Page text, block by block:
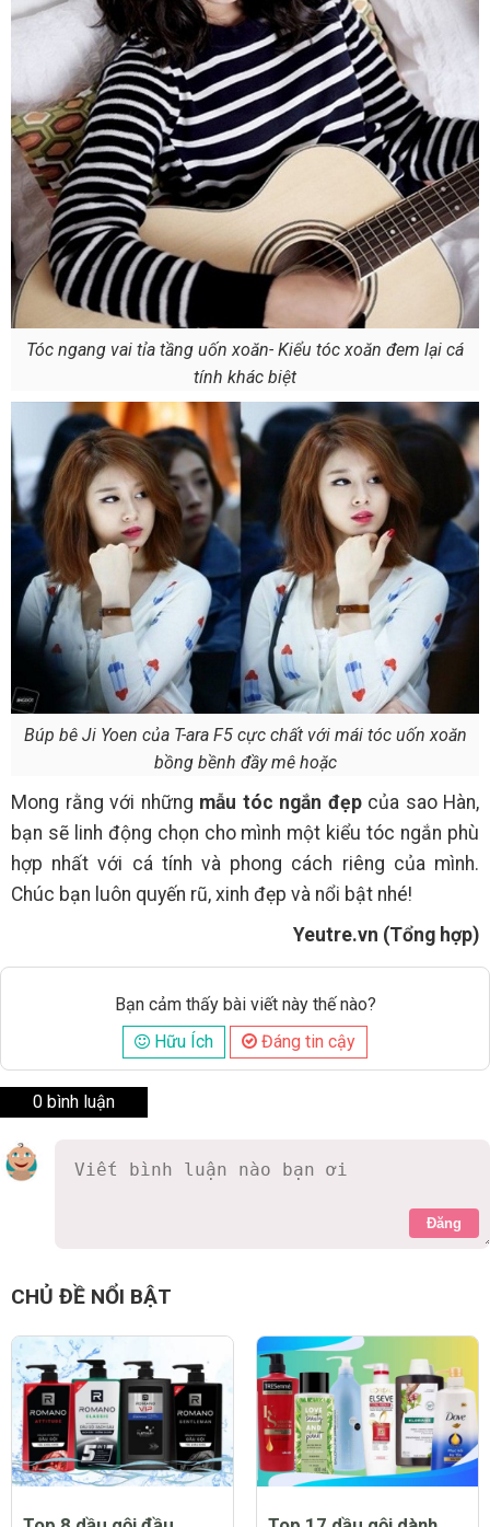
Tóc ngang vai tỉa tầng uốn xoăn- Kiểu tóc xoăn đem lại cá
tính khác biệt
Búp bê Ji Yoen của T-ara F5 cực chất với mái tóc uốn xoăn
bồng bềnh đầy mê hoặc
Mong rằng với những mẫu tóc ngắn đẹpcủa sao Hàn,
bạn sẽ linh động chọn cho mình một kiểu tóc ngắn phù
hợp nhất với cá tính và phong cách riêng của mình.
Chúc bạn luôn quyến rũ, xinh đẹp và nổi bật nhé!
Yeutre.vn (Tổng hợp)
Bạn cảm thấy bài viết này thế nào?
Hữu Ích
Đáng tin cậy
0 bình luận
Đăng
CHỦ ĐỀ NỔI BẬT